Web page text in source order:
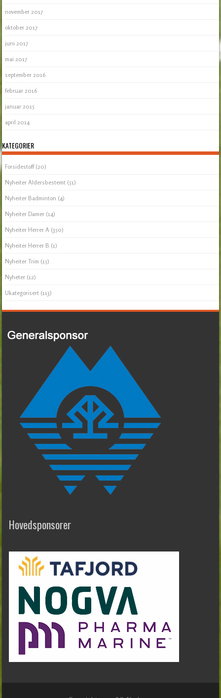
november 2017
oktober 2017
juni 2017
mai 2017
september 2016
februar 2016
januar 2015
april 2014
KATEGORIER
Forsidestoff(20)
Nyheiter Aldersbestemt (51)
Nyheiter Badminton (4)
Nyheiter Damer (14)
Nyheiter Herrer A (350)
Nyheiter Herrer B (1)
Nyheiter Trim (15)
Nyheter (12)
Ukategorisert (113)
Hovedsponsorer